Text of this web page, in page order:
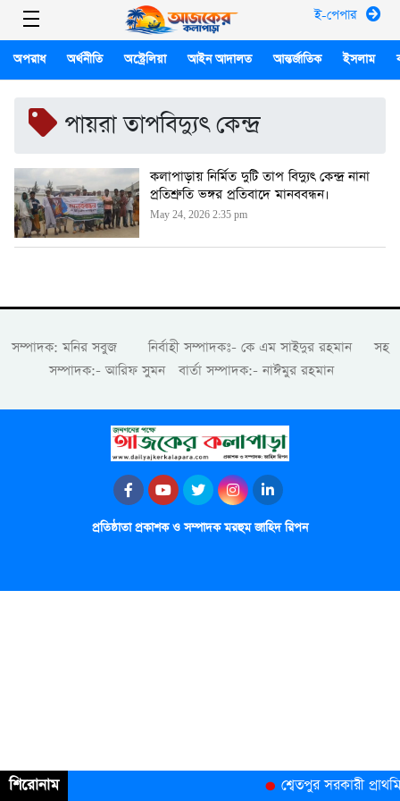
ই-পেপার
অপরাধ অর্থনীতি অস্ট্রেলিয়া আইন আদালত আন্তর্জাতিক ইসলাম
পায়রা তাপবিদ্যুৎ কেন্দ্র
কলাপাড়ায় নির্মিত দুটি তাপ বিদ্যুৎ কেন্দ্র নানা
প্রতিশ্রুতি ভঙ্গর প্রতিবাদে মানববন্ধন।
May 24, 2026 2:35 pm
সম্পাদক: মনির সবুজ নির্বাহী সম্পাদকঃ- কে এম সাইদুর রহমান সহ
সম্পাদক:- আরিফ সুমন বার্তা সম্পাদক:- নাঈমুর রহমান
প্রতিষ্ঠাতা প্রকাশক ও সম্পাদক মরহুম জাহিদ রিপন
শিরোনাম শ্বেতপুর সরকারী